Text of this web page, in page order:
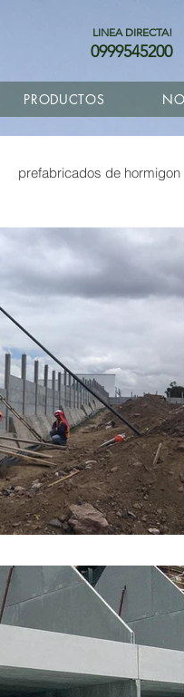
LINEA DIRECTA!
0999545200
PRODUCTOS
prefabricados de hormigon
Remodelacion
Diseño de planos